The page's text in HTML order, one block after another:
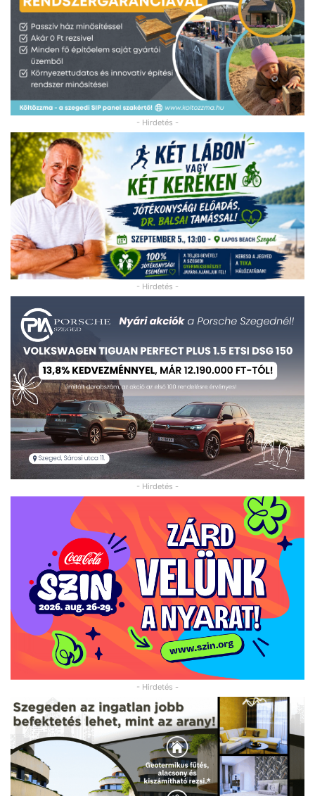
- Hirdetés -
- Hirdetés -
- Hirdetés -
- Hirdetés -